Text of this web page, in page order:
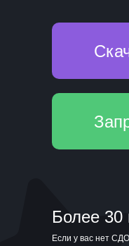
Более 30
Если у вас нет